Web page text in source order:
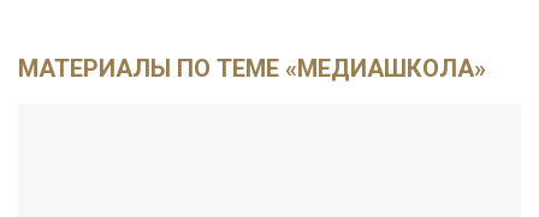
МАТЕРИАЛЫ ПО ТЕМЕ «МЕДИАШКОЛА»